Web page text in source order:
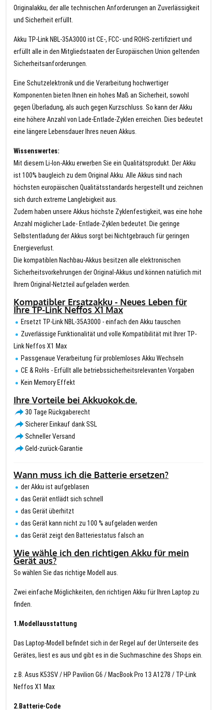
Originalakku, der alle technischen Anforderungen an Zuverlässigkeit
und Sicherheit erfüllt.
Akku TP-Link NBL-35A3000 ist CE-, FCC- und ROHS-zertifiziert und
erfüllt alle in den Mitgliedstaaten der Europäischen Union geltenden
Sicherheitsanforderungen.
Eine Schutzelektronik und die Verarbeitung hochwertiger
Komponenten bieten Ihnen ein hohes Maß an Sicherheit, sowohl
gegen Überladung, als auch gegen Kurzschluss. So kann der Akku
eine höhere Anzahl von Lade-Entlade-Zyklen erreichen. Dies bedeutet
eine längere Lebensdauer Ihres neuen Akkus.
Wissenswertes:
Mit diesem Li-Ion-Akku erwerben Sie ein Qualitätsprodukt. Der Akku
ist 100% baugleich zu dem Original Akku. Alle Akkus sind nach
höchsten europäischen Qualitätsstandards hergestellt und zeichnen
sich durch extreme Langlebigkeit aus.
Zudem haben unsere Akkus höchste Zyklenfestigkeit, was eine hohe
Anzahl möglicher Lade- Entlade-Zyklen bedeutet. Die geringe
Selbstentladung der Akkus sorgt bei Nichtgebrauch für geringen
Energieverlust.
Die kompatiblen Nachbau-Akkus besitzen alle elektronischen
Sicherheitsvorkehrungen der Original-Akkus und können natürlich mit
Ihrem Original-Netzteil aufgeladen werden.
Kompatibler Ersatzakku - Neues Leben für
Ihre TP-Link Neffos X1 Max
Ersetzt TP-Link NBL-35A3000 - einfach den Akku tauschen
Zuverlässige Funktionalität und volle Kompatibilität mit Ihrer TP-
Link Neffos X1 Max
Passgenaue Verarbeitung für problemloses Akku Wechseln
CE & RoHs - Erfüllt alle betriebssicherheitsrelevanten Vorgaben
Kein Memory Effekt
Ihre Vorteile bei Akkuokok.de.
30 Tage Rückgaberecht
Sicherer Einkauf dank SSL
Schneller Versand
Geld-zurück-Garantie
Wann muss ich die Batterie ersetzen?
der Akku ist aufgeblasen
das Gerät entlädt sich schnell
das Gerät überhitzt
das Gerät kann nicht zu 100 % aufgeladen werden
das Gerät zeigt den Batteriestatus falsch an
Wie wähle ich den richtigen Akku für mein
Gerät aus?
So wählen Sie das richtige Modell aus.
Zwei einfache Möglichkeiten, den richtigen Akku für Ihren Laptop zu
finden.
1.Modellausstattung
Das Laptop-Modell befindet sich in der Regel auf der Unterseite des
Gerätes, liest es aus und gibt es in die Suchmaschine des Shops ein.
z.B. Asus K53SV / HP Pavilion G6 / MacBook Pro 13 A1278 / TP-Link
Neffos X1 Max
2.Batterie-Code